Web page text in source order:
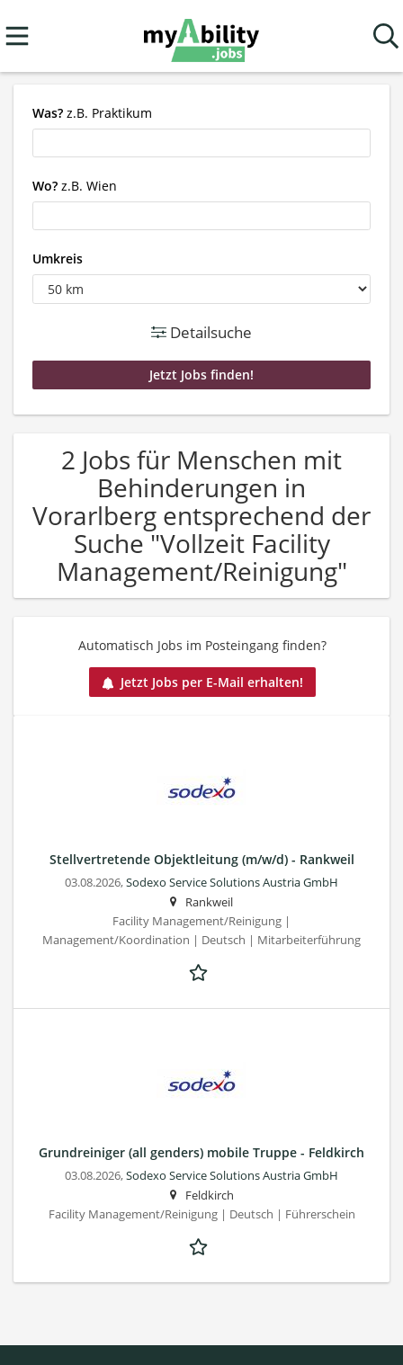
Was? z.B. Praktikum
Wo? z.B. Wien
Umkreis
Detailsuche
2 Jobs für Menschen mit
Behinderungen in
Vorarlberg entsprechend der
Suche "Vollzeit Facility
Management/Reinigung"
Automatisch Jobs im Posteingang finden?
Jetzt Jobs per E-Mail erhalten!
Stellvertretende Objektleitung (m/w/d) - Rankweil
03.08.2026,Sodexo Service Solutions Austria GmbH
Rankweil
Facility Management/Reinigung |
Management/Koordination | Deutsch | Mitarbeiterführung
Grundreiniger (all genders) mobile Truppe - Feldkirch
03.08.2026,Sodexo Service Solutions Austria GmbH
Feldkirch
Facility Management/Reinigung | Deutsch | Führerschein